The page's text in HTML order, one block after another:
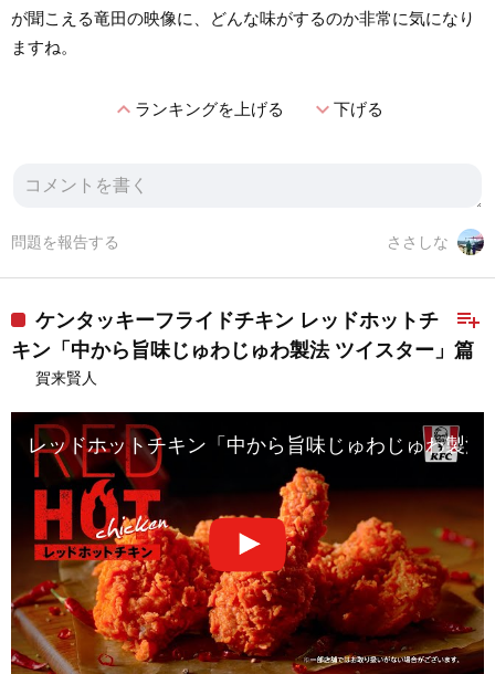
が聞こえる竜田の映像に、どんな味がするのか非常に気になり
ますね。
expand_lessランキングを上げる expand_more下げる
ささしな
問題を報告する
playlist_add
ケンタッキーフライドチキン レッドホットチ
キン「中から旨味じゅわじゅわ製法 ツイスター」篇
賀来賢人
レッドホットチキン「中から旨味じゅわじゅわ製法